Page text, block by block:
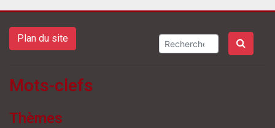
Plan du site
Mots-clefs
Thèmes